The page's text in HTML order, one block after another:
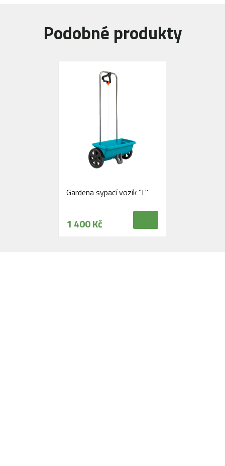
Podobné produkty
Gardena sypací vozík "L"
1 400 Kč